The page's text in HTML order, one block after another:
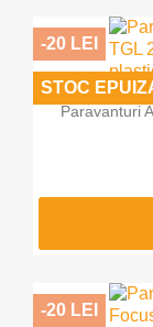
Paravanturi
-20 LEI
STOC
-20 LEI
Intra in
Trebuie sa fi
produse in